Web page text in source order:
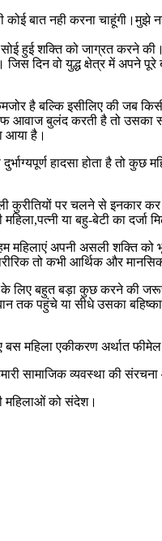
कोई बात नही करना
हुई शक्ति को जाग्रत करने
दिन वो युद्ध क्षेत्र में अपने
है बल्कि इसीलिए की जब
आवाज बुलंद करती है तो उसका
आया है।
हादसा होता है
कुरीतियों पर चलने से इनकार
या बहु-बेटी का दर्जा
महिलाएं अपनी असली शक्ति को
तो कभी आर्थिक और
के लिए बहुत बड़ा कुछ करने की
तक पहुंचे या सीधे उसका
महिला एकीकरण अर्थात
सामाजिक व्यवस्था की
महिलाओं को संदेश।